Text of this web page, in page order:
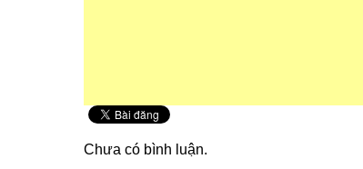
Chưa có bình luận.